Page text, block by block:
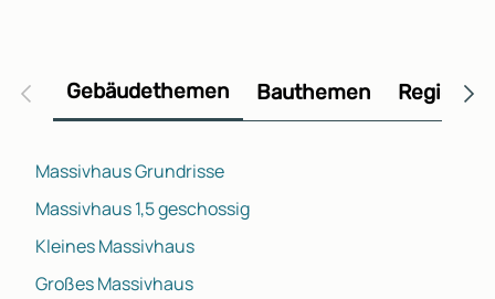
Gebäudethemen Bauthemen
Massivhaus Grundrisse
Massivhaus 1,5 geschossig
Kleines Massivhaus
Großes Massivhaus